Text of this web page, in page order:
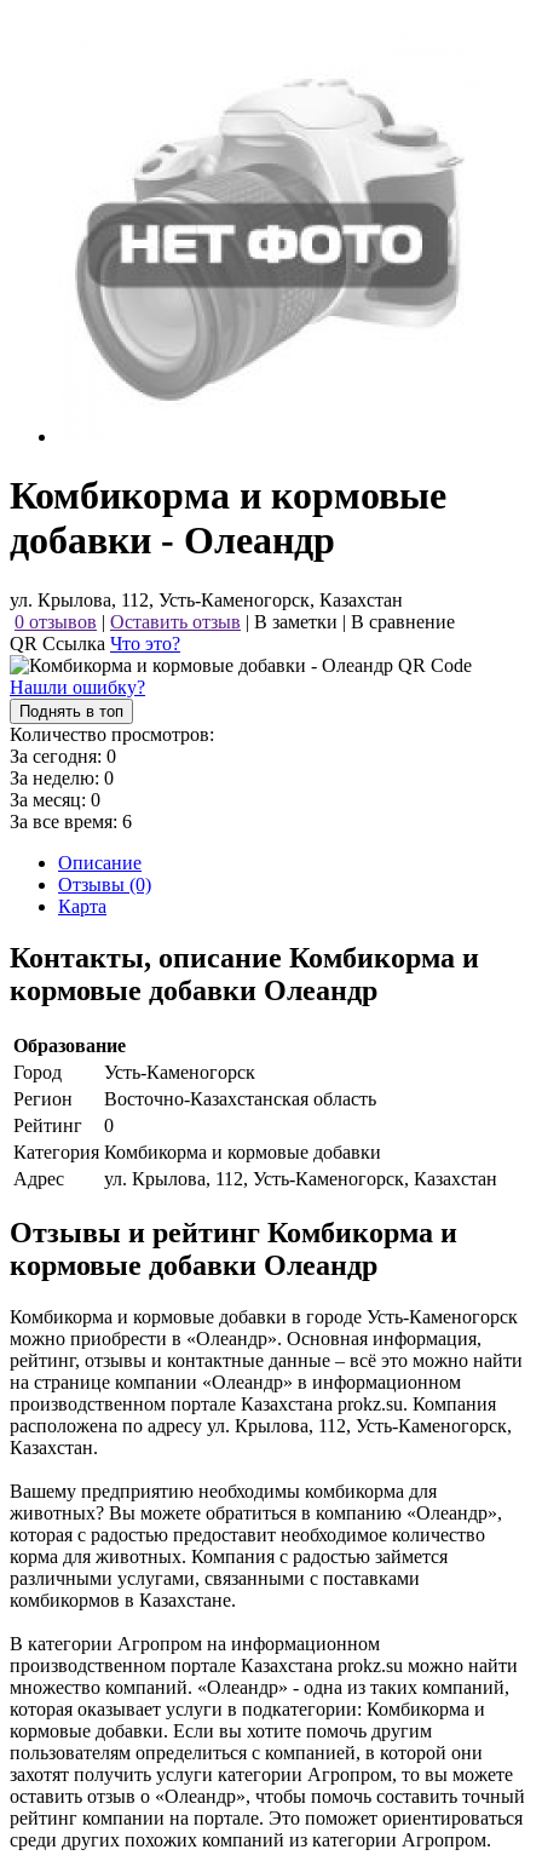
Комбикорма и кормовые
добавки - Олеандр
ул. Крылова, 112, Усть-Каменогорск, Казахстан
0 отзывов | Оставить отзыв | В заметки | В сравнение
QR Ссылка Что это?
Нашли ошибку?
Поднять в топ
Количество просмотров:
За сегодня: 0
За неделю: 0
За месяц: 0
За все время: 6
Описание
Отзывы (0)
Карта
Контакты, описание Комбикорма и
кормовые добавки Олеандр
Образование
Город
Усть-Каменогорск
Регион
Восточно-Казахстанская область
Рейтинг
0
Категория Комбикорма и кормовые добавки
Адрес
ул. Крылова, 112, Усть-Каменогорск, Казахстан
Отзывы и рейтинг Комбикорма и
кормовые добавки Олеандр
Комбикорма и кормовые добавки в городе Усть-Каменогорск
можно приобрести в «Олеандр». Основная информация,
рейтинг, отзывы и контактные данные – всё это можно найти
на странице компании «Олеандр» в информационном
производственном портале Казахстана prokz.su. Компания
расположена по адресу ул. Крылова, 112, Усть-Каменогорск,
Казахстан.
Вашему предприятию необходимы комбикорма для
животных? Вы можете обратиться в компанию «Олеандр»,
которая с радостью предоставит необходимое количество
корма для животных. Компания с радостью займется
различными услугами, связанными с поставками
комбикормов в Казахстане.
В категории Агропром на информационном
производственном портале Казахстана prokz.su можно найти
множество компаний. «Олеандр» - одна из таких компаний,
которая оказывает услуги в подкатегории: Комбикорма и
кормовые добавки. Если вы хотите помочь другим
пользователям определиться с компанией, в которой они
захотят получить услуги категории Агропром, то вы можете
оставить отзыв о «Олеандр», чтобы помочь составить точный
рейтинг компании на портале. Это поможет ориентироваться
среди других похожих компаний из категории Агропром.